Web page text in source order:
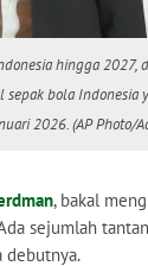
hingga 2027,
bola Indonesia
2026. (AP Photo/
, bakal
sejumlah
debutnya.